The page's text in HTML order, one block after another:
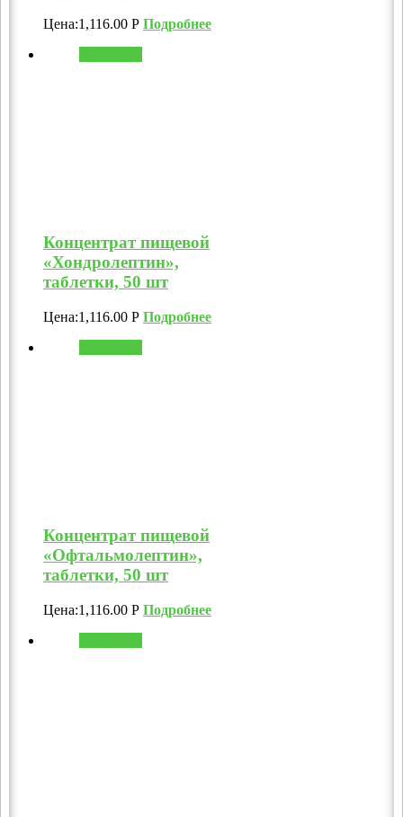
Цена:1,116.00 Р Подробнее
Концентрат пищевой
«Хондролептин»,
таблетки, 50 шт
Цена:1,116.00 Р Подробнее
Концентрат пищевой
«Офтальмолептин»,
таблетки, 50 шт
Цена:1,116.00 Р Подробнее